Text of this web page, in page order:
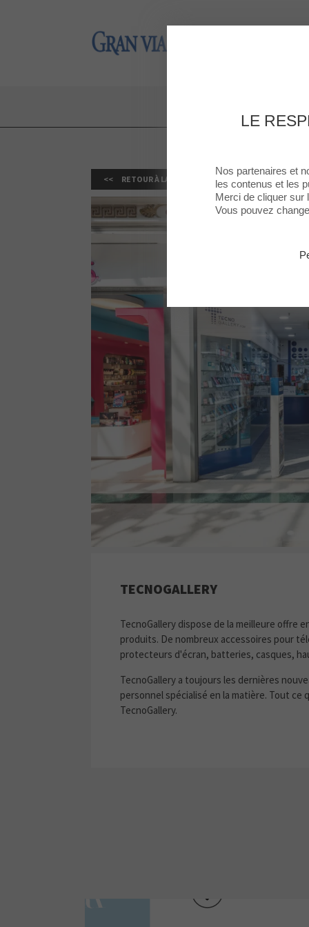
Gran Via 2
RETOUR À LA LISTE
TECNOGALLERY
TecnoGallery dispose de la meilleure offre
produits. De nombreux accessoires pour
protecteurs d'écran, batteries, casques,
TecnoGallery a toujours les dernières
personnel spécialisé en la matière. Tout
TecnoGallery.
LE
Nos partenaires et
les contenus et les
Merci de cliquer sur
Vous pouvez